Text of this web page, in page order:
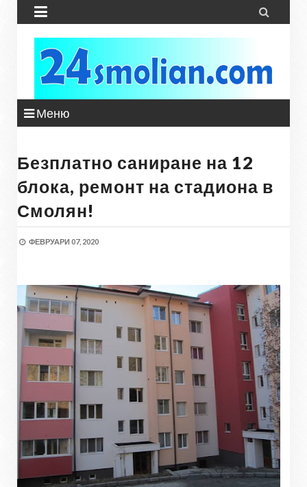
 
Меню
Безплатно саниране на 12
блока, ремонт на стадиона в
Смолян!
ФЕВРУАРИ 07, 2020